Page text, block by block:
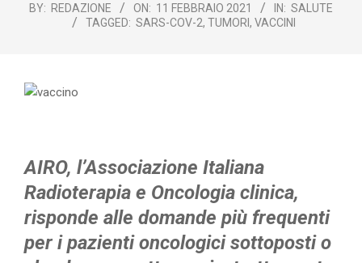
BY: REDAZIONE ON: 11 FEBBRAIO 2021 IN: SALUTE
TAGGED: SARS-COV-2, TUMORI, VACCINI
AIRO, l’Associazione Italiana
Radioterapia e Oncologia clinica,
risponde alle domande più frequenti
per i pazienti oncologici sottoposti o